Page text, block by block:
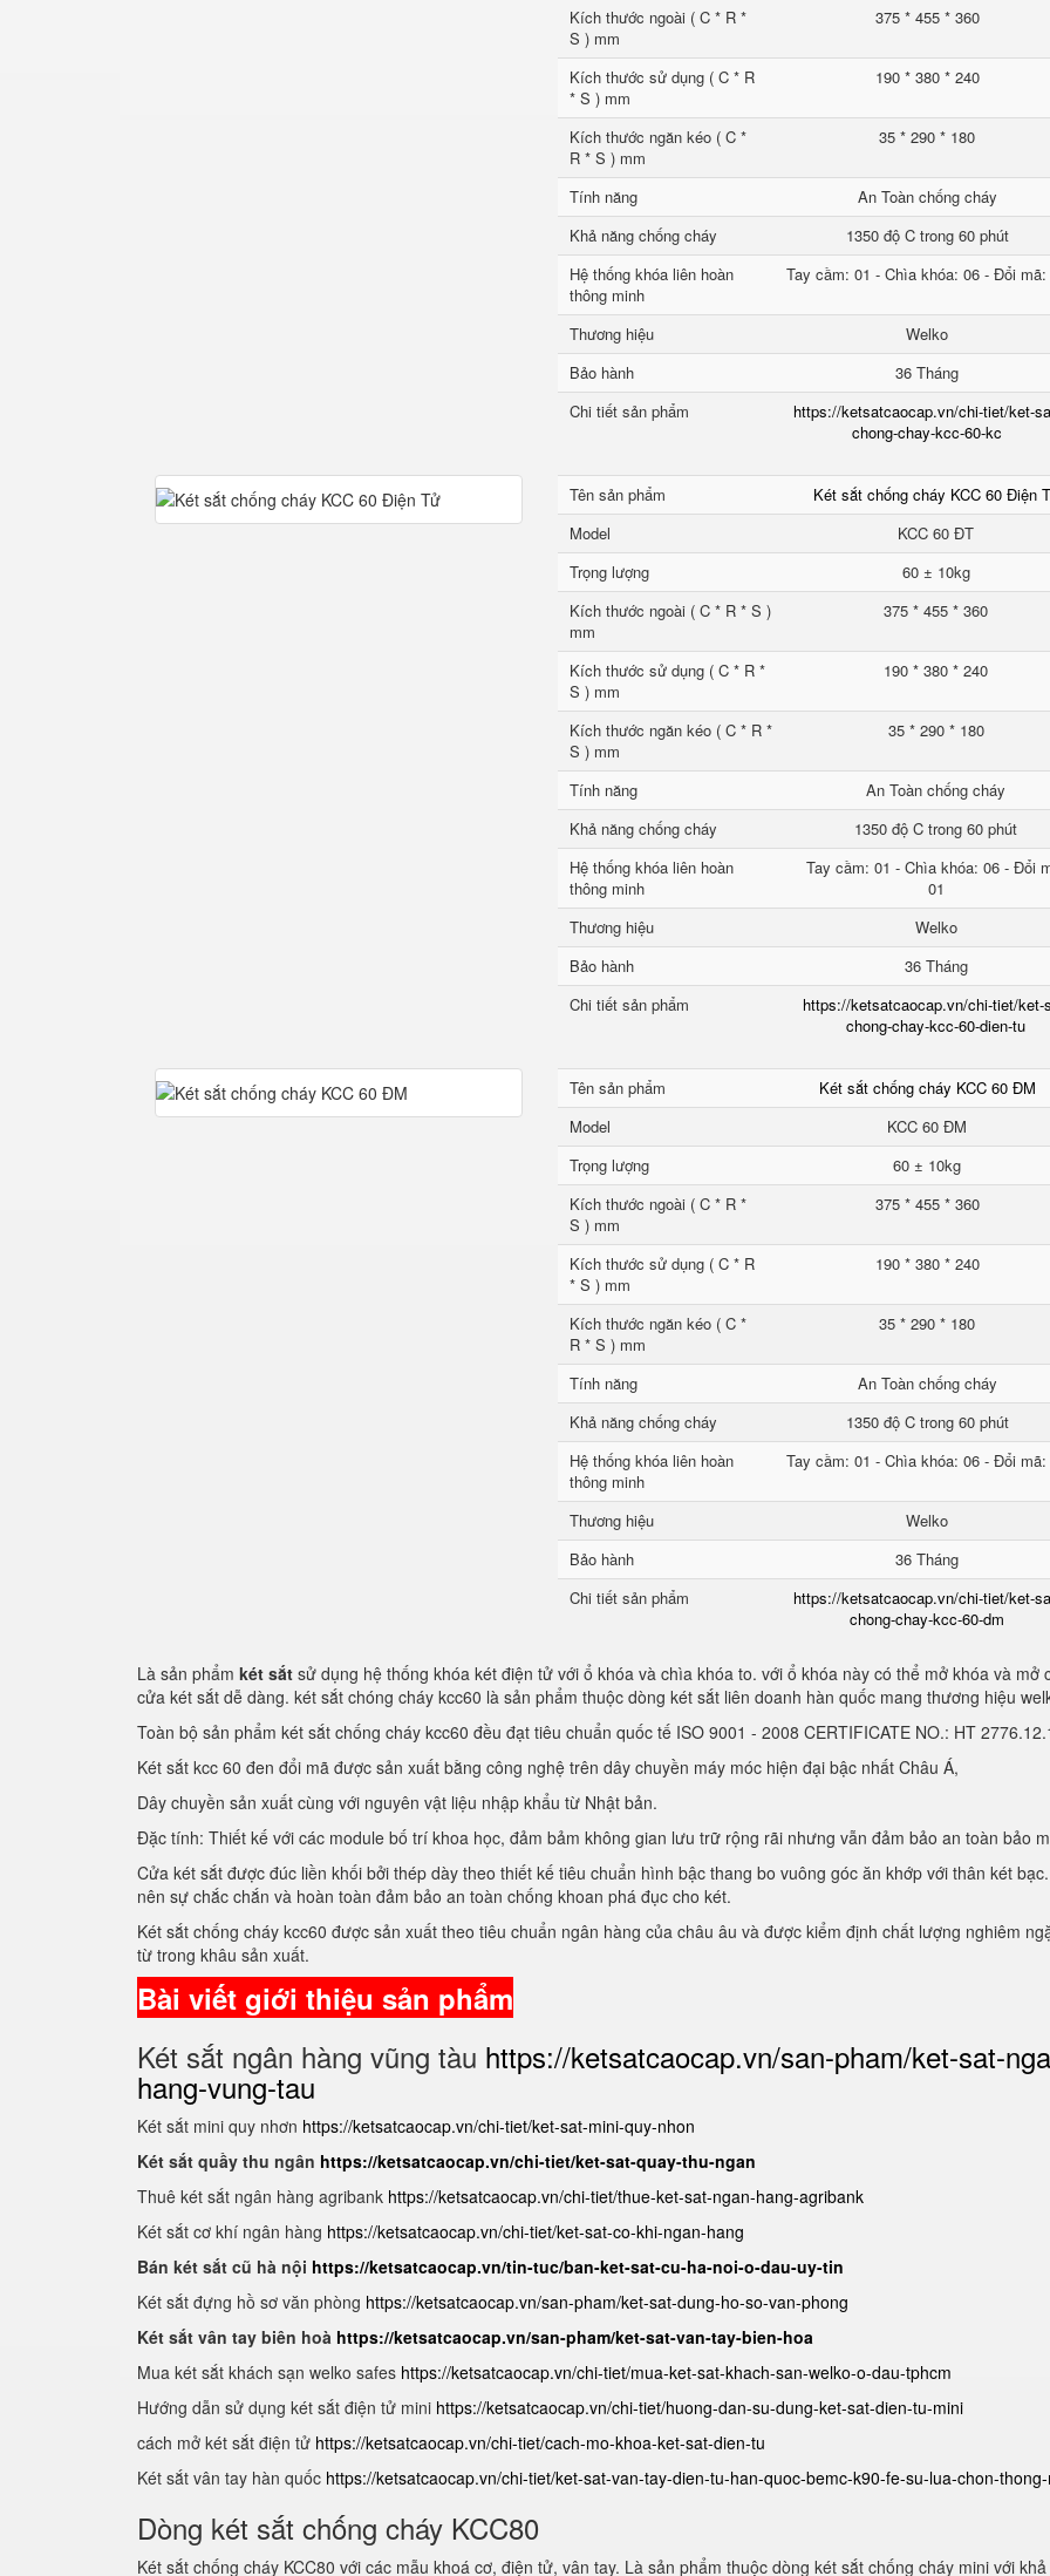
Kích thước ngoài ( C * R *
S ) mm
375 * 455 * 360
Kích thước sử dụng ( C * R
* S ) mm
190 * 380 * 240
Kích thước ngăn kéo ( C *
R * S ) mm
35 * 290 * 180
Tính năng
An Toàn chống cháy
Khả năng chống cháy
1350 độ C trong 60 phút
Hệ thống khóa liên hoàn
thông minh
Tay cầm: 01 - Chìa khóa: 06 - Đổi mã:
Thương hiệu
Welko
Bảo hành
36 Tháng
Chi tiết sản phẩm
https://ketsatcaocap.vn/chi-tiet/ket-
chong-chay-kcc-60-kc
Tên sản phẩm
Két sắt chống cháy KCC 60 Điện
Model
KCC 60 ĐT
Trọng lượng
60 ± 10kg
Kích thước ngoài ( C * R * S )
mm
375 * 455 * 360
Kích thước sử dụng ( C * R *
S ) mm
190 * 380 * 240
Kích thước ngăn kéo ( C * R *
S ) mm
35 * 290 * 180
Tính năng
An Toàn chống cháy
Khả năng chống cháy
1350 độ C trong 60 phút
Hệ thống khóa liên hoàn
thông minh
Tay cầm: 01 - Chìa khóa: 06 - Đổi
01
Thương hiệu
Welko
Bảo hành
36 Tháng
Chi tiết sản phẩm
https://ketsatcaocap.vn/chi-tiet/ket-
chong-chay-kcc-60-dien-tu
Tên sản phẩm
Két sắt chống cháy KCC 60 ĐM
Model
KCC 60 ĐM
Trọng lượng
60 ± 10kg
Kích thước ngoài ( C * R *
S ) mm
375 * 455 * 360
Kích thước sử dụng ( C * R
* S ) mm
190 * 380 * 240
Kích thước ngăn kéo ( C *
R * S ) mm
35 * 290 * 180
Tính năng
An Toàn chống cháy
Khả năng chống cháy
1350 độ C trong 60 phút
Hệ thống khóa liên hoàn
thông minh
Tay cầm: 01 - Chìa khóa: 06 - Đổi mã:
Thương hiệu
Welko
Bảo hành
36 Tháng
Chi tiết sản phẩm
https://ketsatcaocap.vn/chi-tiet/ket-
chong-chay-kcc-60-dm
Là sản phẩm két sắt sử dụng hệ thống khóa két điện tử với ổ khóa và chìa khóa to. với ổ khóa này có thể mở khóa và mở
cửa két sắt dễ dàng. két sắt chóng cháy kcc60 là sản phẩm thuộc dòng két sắt liên doanh hàn quốc mang thương hiệu
Toàn bộ sản phẩm két sắt chống cháy kcc60 đều đạt tiêu chuẩn quốc tế ISO 9001 - 2008 CERTIFICATE NO.: HT
Két sắt kcc 60 đen đổi mã được sản xuất bằng công nghệ trên dây chuyền máy móc hiện đại bậc nhất Châu Á,
Dây chuyền sản xuất cùng với nguyên vật liệu nhập khẩu từ Nhật bản.
Đặc tính: Thiết kế với các module bố trí khoa học, đảm bảm không gian lưu trữ rộng rãi nhưng vẫn đảm bảo an toàn bảo
Cửa két sắt được đúc liền khối bởi thép dày theo thiết kế tiêu chuẩn hình bậc thang bo vuông góc ăn khớp với thân két
nên sự chắc chắn và hoàn toàn đảm bảo an toàn chống khoan phá đục cho két.
Két sắt chống cháy kcc60 được sản xuất theo tiêu chuẩn ngân hàng của châu âu và được kiểm định chất lượng nghiêm
từ trong khâu sản xuất.
Bài viết giới thiệu sản phẩm
Két sắt ngân hàng vũng tàu https://ketsatcaocap.vn/san-pham/ket-sat-
hang-vung-tau
Két sắt mini quy nhơn https://ketsatcaocap.vn/chi-tiet/ket-sat-mini-quy-nhon
Két sắt quầy thu ngân https://ketsatcaocap.vn/chi-tiet/ket-sat-quay-thu-ngan
Thuê két sắt ngân hàng agribank https://ketsatcaocap.vn/chi-tiet/thue-ket-sat-ngan-hang-agribank
Két sắt cơ khí ngân hàng https://ketsatcaocap.vn/chi-tiet/ket-sat-co-khi-ngan-hang
Bán két sắt cũ hà nội https://ketsatcaocap.vn/tin-tuc/ban-ket-sat-cu-ha-noi-o-dau-uy-tin
Két sắt đựng hồ sơ văn phòng https://ketsatcaocap.vn/san-pham/ket-sat-dung-ho-so-van-phong
Két sắt vân tay biên hoà https://ketsatcaocap.vn/san-pham/ket-sat-van-tay-bien-hoa
Mua két sắt khách sạn welko safes https://ketsatcaocap.vn/chi-tiet/mua-ket-sat-khach-san-welko-o-dau-tphcm
Hướng dẫn sử dụng két sắt điện tử mini https://ketsatcaocap.vn/chi-tiet/huong-dan-su-dung-ket-sat-dien-tu-mini
cách mở két sắt điện tử https://ketsatcaocap.vn/chi-tiet/cach-mo-khoa-ket-sat-dien-tu
Két sắt vân tay hàn quốc https://ketsatcaocap.vn/chi-tiet/ket-sat-van-tay-dien-tu-han-quoc-bemc-k90-fe-su-lua-chon-
Dòng két sắt chống cháy KCC80
Két sắt chống cháy KCC80 với các mẫu khoá cơ, điện tử, vân tay. Là sản phẩm thuộc dòng két sắt chống cháy mini với